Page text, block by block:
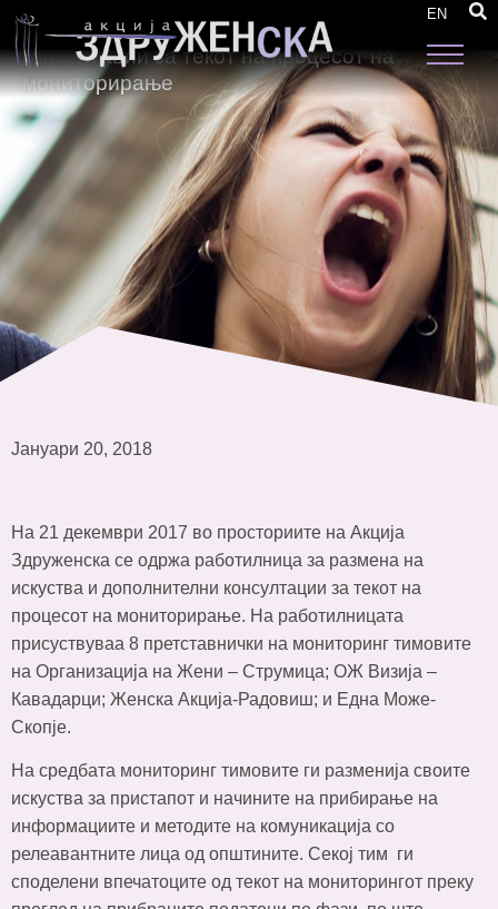
EN
размена на искуства и дополнителни
консултации за текот на процесот на
мониторирање
Јануари 20, 2018
На 21 декември 2017 во просториите на Акција
Здруженска се одржа работилница за размена на
искуства и дополнителни консултации за текот на
процесот на мониторирање. На работилницата
присуствуваа 8 претставнички на мониторинг тимовите
на Организација на Жени – Струмица; ОЖ Визија –
Кавадарци; Женска Акција-Радовиш; и Една Може-
Скопје.
На средбата мониторинг тимовите ги разменија своите
искуства за пристапот и начините на прибирање на
информациите и методите на комуникација со
релеавантните лица од општините. Секој тим ги
споделени впечатоците од текот на мониторингот преку